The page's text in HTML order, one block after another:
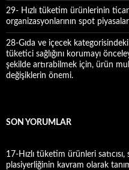
29- Hızlı tüketim ürünlerinin
organizasyonlarının spot
28-Gıda ve içecek
tüketici sağlığını korumayı
şekilde artırabilmek için, ürün
değişiklerin önemi.
SON YORUMLAR
17-Hızlı tüketim ürünleri
plasiyerliğinin kavram olarak